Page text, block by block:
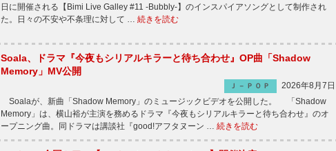
日に開催される【Bimi Live Galley #11 -Bubbly-】のインスパイアソングとして制作され
た。日々の不安や不条理に対して … 続きを読む
Soala、ドラマ『今夜もシリアルキラーと待ち合わせ』OP曲「Shadow
Memory」MV公開
Ｊ－ＰＯＰ
2026年8月7日
Soalaが、新曲「Shadow Memory」のミュージックビデオを公開した。 「Shadow
Memory」は、横山裕が主演を務めるドラマ『今夜もシリアルキラーと待ち合わせ』のオ
ープニング曲。同ドラマは講談社『good!アフタヌーン … 続きを読む